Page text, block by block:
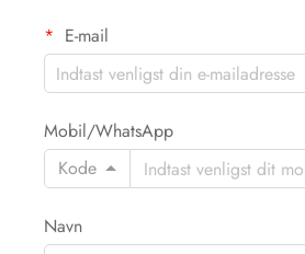
E-mail
Mobil/WhatsApp
Kode
Navn